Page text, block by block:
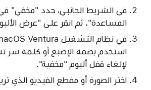
في الشريط الجانبي، حدد "مخفي"
المساعدة"، ثم انقر على "عرض
استخدم بصمة الإصبع أو كلمة سر
لإلغاء قفل ألبوم "مخفية".
اختر الصورة أو مقطع الفيديو الذي